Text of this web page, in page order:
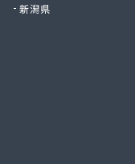
三喜屋商店
新潟県